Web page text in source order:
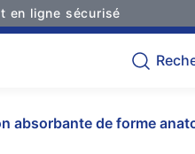
en ligne sécurisé
absorbante de forme